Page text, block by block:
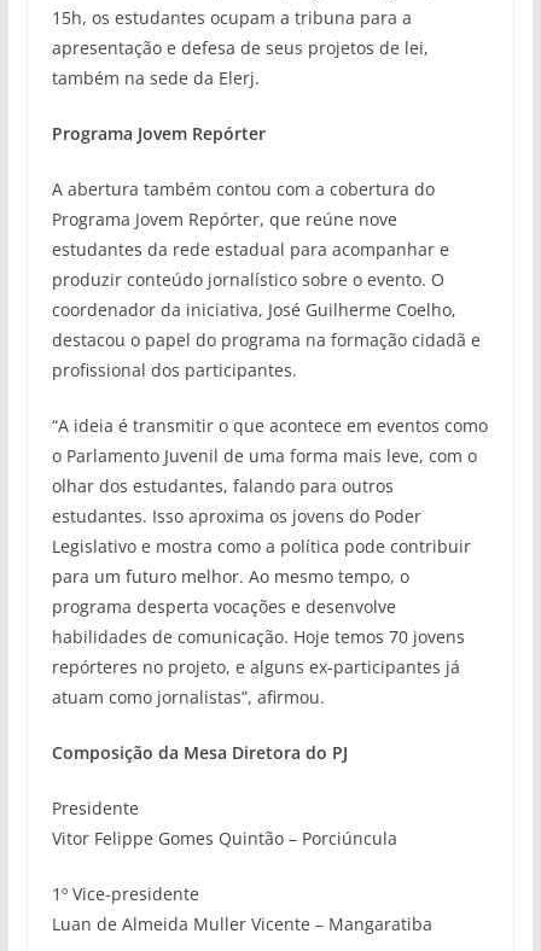
15h, os estudantes ocupam a tribuna para a
apresentação e defesa de seus projetos de lei,
também na sede da Elerj.
Programa Jovem Repórter
A abertura também contou com a cobertura do
Programa Jovem Repórter, que reúne nove
estudantes da rede estadual para acompanhar e
produzir conteúdo jornalístico sobre o evento. O
coordenador da iniciativa, José Guilherme Coelho,
destacou o papel do programa na formação cidadã e
profissional dos participantes.
“A ideia é transmitir o que acontece em eventos como
o Parlamento Juvenil de uma forma mais leve, com o
olhar dos estudantes, falando para outros
estudantes. Isso aproxima os jovens do Poder
Legislativo e mostra como a política pode contribuir
para um futuro melhor. Ao mesmo tempo, o
programa desperta vocações e desenvolve
habilidades de comunicação. Hoje temos 70 jovens
repórteres no projeto, e alguns ex-participantes já
atuam como jornalistas”, afirmou.
Composição da Mesa Diretora do PJ
Presidente
Vitor Felippe Gomes Quintão – Porciúncula
1º Vice-presidente
Luan de Almeida Muller Vicente – Mangaratiba